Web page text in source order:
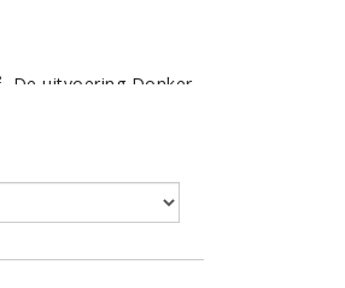
De uitvoering Donker
Zowel de boord-,
model • Leverbaar